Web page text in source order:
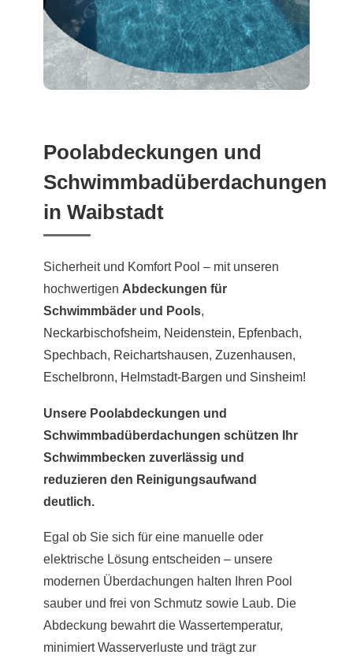
Poolabdeckungen und
Schwimmbadüberdachungen
in Waibstadt
Sicherheit und Komfort Pool – mit unseren
hochwertigen Abdeckungen für
Schwimmbäder und Pools,
Neckarbischofsheim, Neidenstein, Epfenbach,
Spechbach, Reichartshausen, Zuzenhausen,
Eschelbronn, Helmstadt-Bargen und Sinsheim!
Unsere Poolabdeckungen und
Schwimmbadüberdachungen schützen Ihr
Schwimmbecken zuverlässig und
reduzieren den Reinigungsaufwand
deutlich.
Egal ob Sie sich für eine manuelle oder
elektrische Lösung entscheiden – unsere
modernen Überdachungen halten Ihren Pool
sauber und frei von Schmutz sowie Laub. Die
Abdeckung bewahrt die Wassertemperatur,
minimiert Wasserverluste und trägt zur